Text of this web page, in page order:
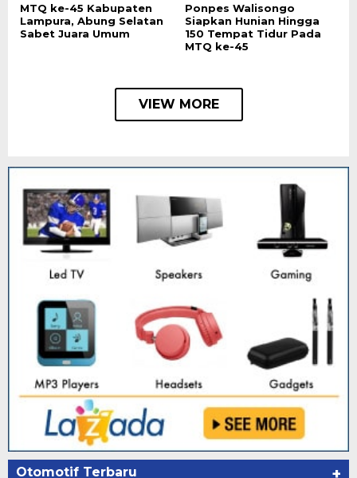
MTQ ke-45 Kabupaten
Lampura, Abung Selatan
Sabet Juara Umum
Ponpes Walisongo
Siapkan Hunian Hingga
150 Tempat Tidur Pada
MTQ ke-45
VIEW MORE
Otomotif Terbaru +